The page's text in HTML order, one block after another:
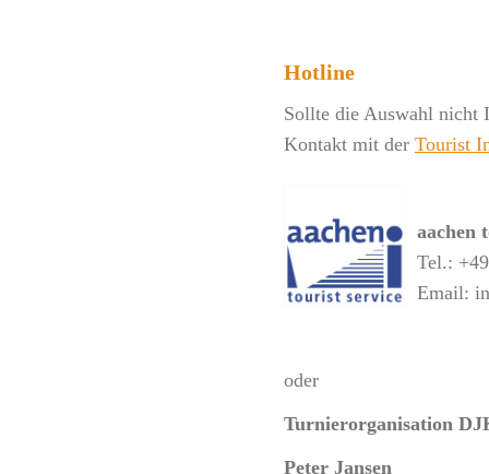
Hotline
Sollte die Auswahl nicht
Kontakt mit der Tourist
aachen
Tel.:
Email:
oder
Turnierorganisation
Peter Jansen